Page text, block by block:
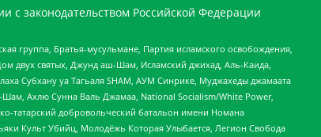
законодательством Российской Федерации
группа, Братья-мусульмане, Партия исламского освобождения,
двух святых, Джунд аш-Шам, Исламский джихад, Аль-Каида,
Субхану уа Тагьаля SHAM, АУМ Синрике, Муджахеды джамаата
Шам, Ахлю Сунна Валь Джамаа, National Socialism/White Power,
татарский добровольческий батальон имени Номана
Культ Убийц, Молодёжь Которая Улыбается, Легион Свобода